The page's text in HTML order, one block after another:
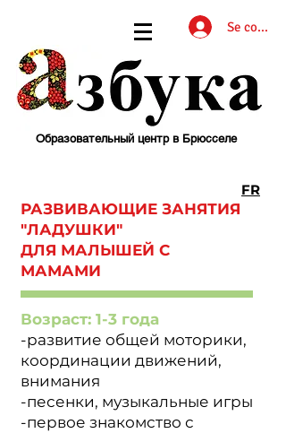
Se
Образовательный центр в Брюсселе
FR
РАЗВИВАЮЩИЕ ЗАНЯТИЯ
"ЛАДУШКИ"
ДЛЯ МАЛЫШЕЙ С
МАМАМИ
Возраст: 1-3 года
-развитие общей моторики,
координации движений,
внимания
-песенки, музыкальные игры
-первое знакомство с